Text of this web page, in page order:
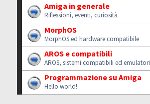
Amiga in generale
Riflessioni, eventi, curiosità
MorphOS
MorphOS ed hardware compatibile
AROS e compatibili
AROS, sistemi compatibili ed emulatori
Programmazione su Amiga
Hello world!